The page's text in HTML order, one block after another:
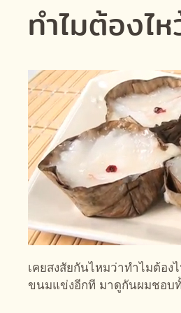
ทำไมต้องไ
เคยสงสัยกันไหมว่าทำไมต้อ
ขนมแข่งอีกที มาดูกันผมชอบทั้